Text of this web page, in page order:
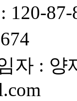
120-
자 : 양